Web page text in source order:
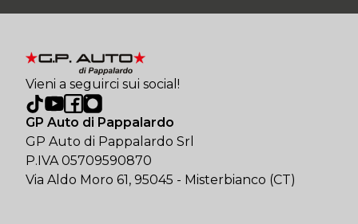
Vieni a seguirci sui social!
GP Auto di Pappalardo
GP Auto di Pappalardo Srl
P.IVA 05709590870
Via Aldo Moro 61, 95045 - Misterbianco (CT)